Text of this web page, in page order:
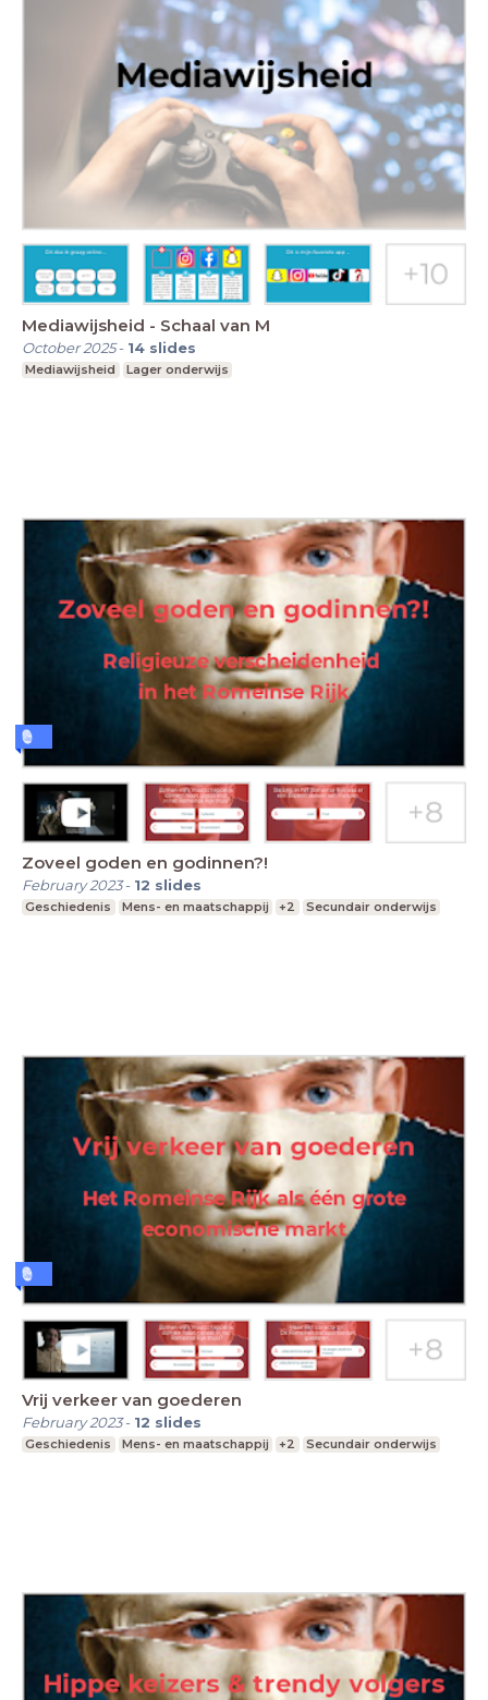
Mediawijsheid - Schaal van M
October 2025- 14 slides
Mediawijsheid Lager onderwijs
Zoveel goden en godinnen?!
February 2023- 12 slides
Geschiedenis Mens- en maatschappij +2 Secundair onderwijs
Vrij verkeer van goederen
February 2023- 12 slides
Geschiedenis Mens- en maatschappij +2 Secundair onderwijs